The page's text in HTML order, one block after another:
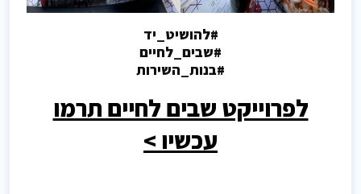
#להושיט_יד
#שבים_לחיים
#בנות_השירות
לפרוייקט שבים לחיים תרמו
עכשיו >